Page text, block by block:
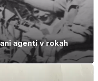
agenti v rokah